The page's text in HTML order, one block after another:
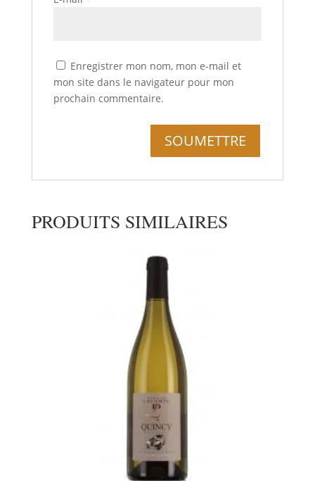
Enregistrer mon nom, mon e-mail et
mon site dans le navigateur pour mon
prochain commentaire.
PRODUITS SIMILAIRES